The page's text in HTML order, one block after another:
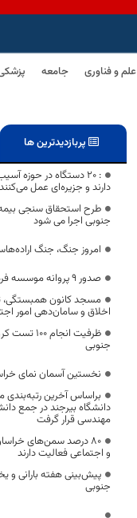
علم و فناوری جامعه
پربازدیدترین ها
: ۲۰ دستگاه در حوزه
دارند و جزیره‌ای عمل می‌کنند
طرح استحقاق سنجی
جنوبی اجرا می شود
امروز جنگ، جنگ
صدور 9 پروانه موسسه فرهنگی و هنری در سال 1400
مسجد کانون همبستگی،
اخلاق و سامان‌دهی امور
ظرفیت انجام
جنوبی
نخستین آسمان نمای
براساس آخرین
دانشگاه بیرجند در جمع
مهندسی قرار گرفت
۸۰ درصد سمن‌های
و اجتماعی فعالیت دارند
پیش‌بینی هفته بارانی و
جنوبی